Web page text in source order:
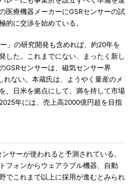
医療機器メーカーにGSRセンサーの試
的に交渉を始めている。
」の研究開発も含めれば、約20年を
した。これまでにない、まったく新し
GSRセンサーは、磁気センサー界
れない。本蔵氏は、ようやく量産のメ
、日米を拠点にして、満を持して市場
年には、売上高2000億円超を目指
サーが使われると予測されている。
フォンからウェアラブル機器、自動
でこれまで以上に採用が進むとみられ